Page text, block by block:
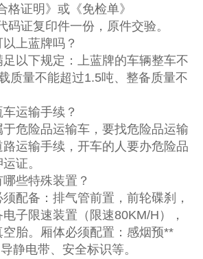
格证明》或《免检单》
码证复印件一份，原件交验。
上蓝牌吗？
以下规定：上蓝牌的车辆整车不
质量不能超过1.5吨、整备质量不
运输手续？
危险品运输车，要找危险品运输
运输手续，开车的人要办危险品
证。
些特殊装置？
配备：排气管前置，前轮碟刹，
子限速装置（限速80KM/H），
胎。厢体必须配置：感烟预**
静电带、安全标识等。